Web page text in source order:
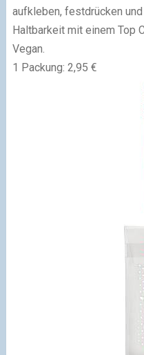
aufkleben, festdrücken
Haltbarkeit mit einem Top
Vegan.
1 Packung: 2,95 €